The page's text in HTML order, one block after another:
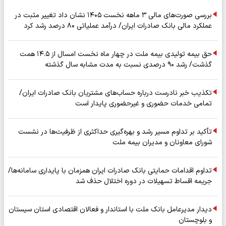
بررسی صورت‌های مالی ۳ ماهه نخست ۱۴۰۵ نشان داد تغییر مثبت در
عملکرد مالی بانک صادرات ایران/ درآمد عملیاتی ۸۰ درصد رشد کرد
حق بیمه تولیدی بیمه ملت در چهار ماه نخست امسال از ۱۴.۵ همت
گذشت/ رشد ۹۰ درصدی نسبت به مدت مشابه سال گذشته
تکذیب خبر نادرست درباره حساب‌های مشتریان بانک صادرات ایران/
تمامی خدمات حضوری و غیرحضوری پایدار است
تأکید بر تداوم مسیر رشد و بهره‌گیری حداکثری از ظرفیت‌ها در نشست
شورای معاونان و مدیران بیمه ملت
تداوم اقدامات حمایتی بانک صادرات ایران همزمان با پایداری سامانه‌ها/
جریمه اقساط تسهیلات در دوره اختلال حذف شد
دیدار مدیرعامل بانک ملت با استاندار و فعالان اقتصادی استان سیستان
و بلوچستان